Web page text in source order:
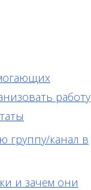
работу
группу/канал в
и зачем они